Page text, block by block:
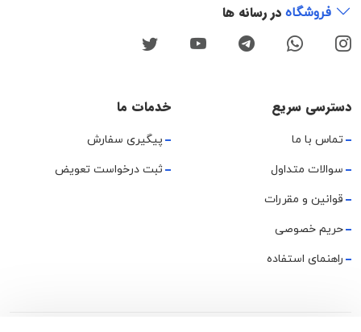
فروشگاه در رسانه ها
دسترسی سریع
تماس با ما
سوالات متداول
قوانین و مقررات
حریم خصوصی
راهنمای استفاده
خدمات ما
پیگیری سفارش
ثبت درخواست تعویض